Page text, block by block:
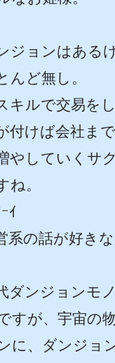
ジョンはある
んど無し。
キルで交易を
付けば会社ま
やしていくサ
ね。
ｲ
系の話が好き
ダンジョンモ
すが、宇宙の
に、ダンジョ